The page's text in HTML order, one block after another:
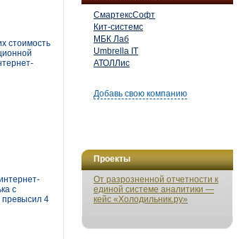
СмартексСофт
Кит-системс
МБК Лаб
Umbrella IT
АТОЛЛис
Добавь свою компанию
Проекты
От разрозненной отчетности к
единой системе аналитики —
кейс «Холодильник.ру»
стоимость
с
превысил 4